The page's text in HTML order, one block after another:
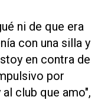
ni de que era
con una silla y
en contra de
por
club que amo",